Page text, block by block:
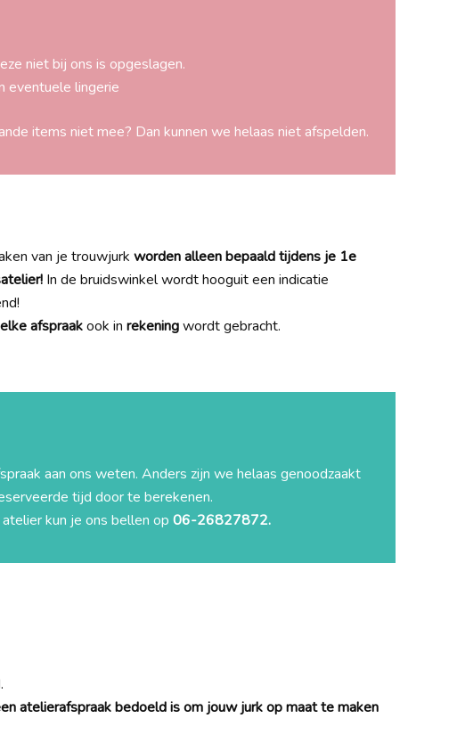
niet bij ons is opgeslagen.
eventuele lingerie
items niet mee? Dan kunnen we helaas niet afspelden.
van je trouwjurk worden alleen bepaald tijdens je 1e
In de bruidswinkel wordt hooguit een indicatie
elke afspraakook in rekeningwordt gebracht.
aan ons weten. Anders zijn we helaas genoodzaakt
tijd door te berekenen.
kun je ons bellen op 06-26827872.
atelierafspraak bedoeld is om jouw jurk op maat te maken